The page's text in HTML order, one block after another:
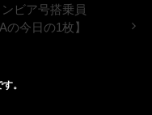
ビア号搭乗員
の今日の1枚】
。